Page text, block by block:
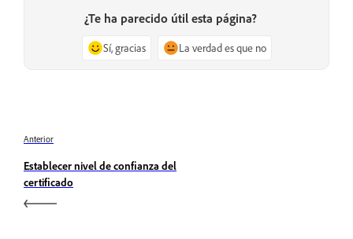
¿Te ha parecido útil esta página?
Sí, gracias La verdad es que no
Anterior
Establecer nivel de confianza del
certificado